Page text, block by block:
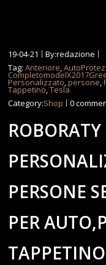
19-04-21
By:redazione
Tag:Anteriore,
Personalizzato,persone,
Tappetino,Tesla
Category:Shop 0
ROBORATY
PERSONE
PER